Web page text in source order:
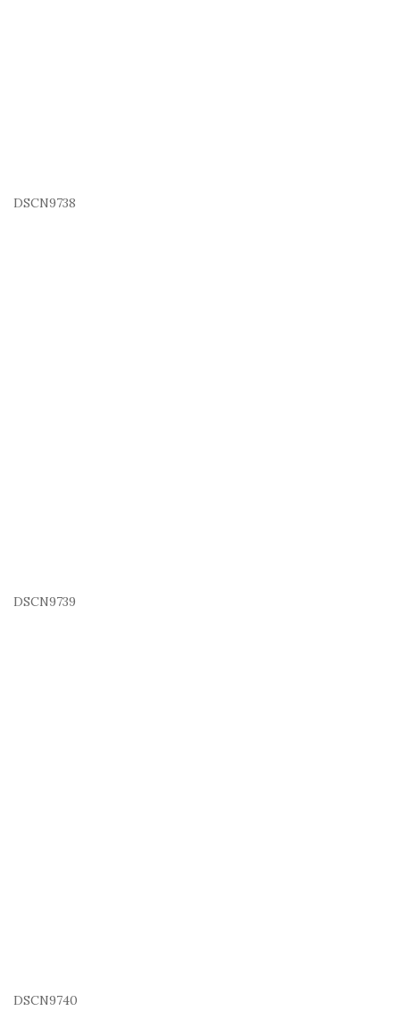
DSCN9738
DSCN9739
DSCN9740